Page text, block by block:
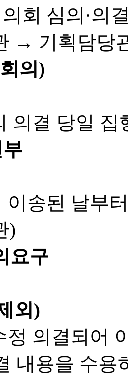
회 심의·의
→ 기획담당
의)
의결 당일 집
이송된 날부
)
요구
외)
정 의결되어
내용을 수용